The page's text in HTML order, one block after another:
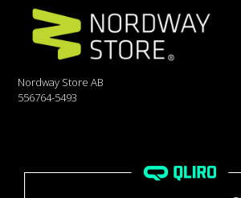
Nordway Store AB
556764-5493